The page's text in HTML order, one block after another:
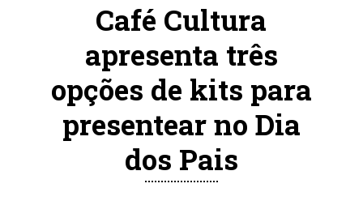
Café Cultura
apresenta três
opções de kits para
presentear no Dia
dos Pais